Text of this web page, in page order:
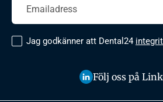
Jag godkänner att Dental24
Följ oss på